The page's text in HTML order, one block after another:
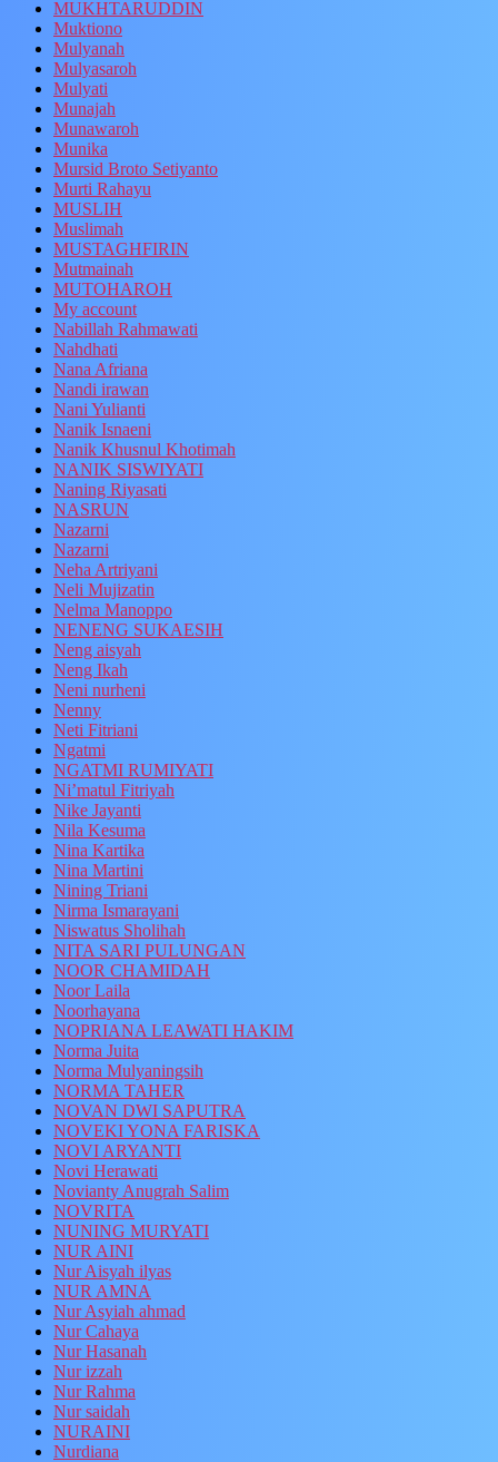
MUKHTARUDDIN
Muktiono
Mulyanah
Mulyasaroh
Mulyati
Munajah
Munawaroh
Munika
Mursid Broto Setiyanto
Murti Rahayu
MUSLIH
Muslimah
MUSTAGHFIRIN
Mutmainah
MUTOHAROH
My account
Nabillah Rahmawati
Nahdhati
Nana Afriana
Nandi irawan
Nani Yulianti
Nanik Isnaeni
Nanik Khusnul Khotimah
NANIK SISWIYATI
Naning Riyasati
NASRUN
Nazarni
Nazarni
Neha Artriyani
Neli Mujizatin
Nelma Manoppo
NENENG SUKAESIH
Neng aisyah
Neng Ikah
Neni nurheni
Nenny
Neti Fitriani
Ngatmi
NGATMI RUMIYATI
Ni’matul Fitriyah
Nike Jayanti
Nila Kesuma
Nina Kartika
Nina Martini
Nining Triani
Nirma Ismarayani
Niswatus Sholihah
NITA SARI PULUNGAN
NOOR CHAMIDAH
Noor Laila
Noorhayana
NOPRIANA LEAWATI HAKIM
Norma Juita
Norma Mulyaningsih
NORMA TAHER
NOVAN DWI SAPUTRA
NOVEKI YONA FARISKA
NOVI ARYANTI
Novi Herawati
Novianty Anugrah Salim
NOVRITA
NUNING MURYATI
NUR AINI
Nur Aisyah ilyas
NUR AMNA
Nur Asyiah ahmad
Nur Cahaya
Nur Hasanah
Nur izzah
Nur Rahma
Nur saidah
NURAINI
Nurdiana